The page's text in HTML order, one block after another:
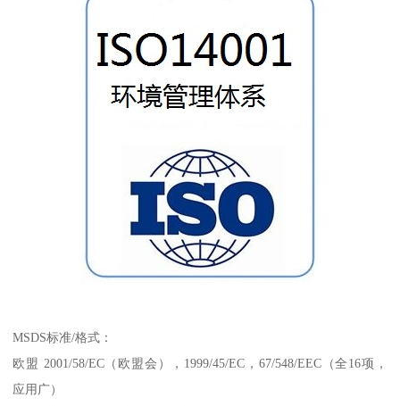
MSDS标准/格式：
欧盟 2001/58/EC（欧盟会），1999/45/EC，67/548/EEC（全16项，
应用广）